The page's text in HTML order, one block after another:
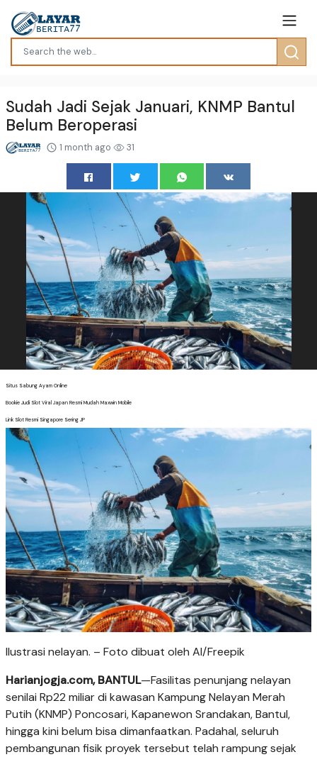
Sudah Jadi Sejak Januari, KNMP Bantul
Belum Beroperasi
1 month ago 31
Situs Sabung Ayam Online
Bookie Judi Slot Viral Japan Resmi Mudah Maxwin Mobile
Link Slot Resmi Singapore Sering JP
Ilustrasi nelayan. – Foto dibuat oleh AI/Freepik
Harianjogja.com, BANTUL—Fasilitas penunjang nelayan
senilai Rp22 miliar di kawasan Kampung Nelayan Merah
Putih (KNMP) Poncosari, Kapanewon Srandakan, Bantul,
hingga kini belum bisa dimanfaatkan. Padahal, seluruh
pembangunan fisik proyek tersebut telah rampung sejak